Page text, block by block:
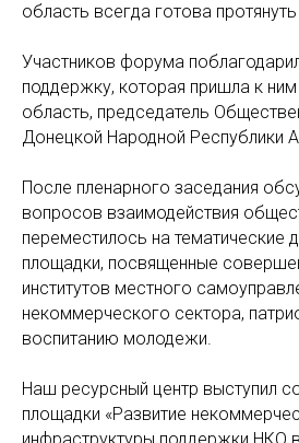
область всегда готова
Участников форума
поддержку, которая пришла к
область, председатель
Донецкой Народной Республики
После пленарного заседания
вопросов взаимодействия
переместилось на тематические
площадки, посвященные
институтов местного
некоммерческого сектора,
воспитанию молодежи.
Наш ресурсный центр выступил
площадки «Развитие